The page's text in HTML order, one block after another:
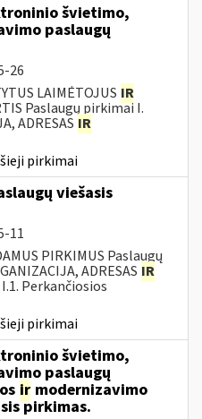
švietimo,
paslaugų
26
LAIMĖTOJUS IR
Paslaugų pirkimai I.
ADRESAS IR
pirkimai
viešasis
11
PIRKIMUS Paslaugų
ADRESAS IR
Perkančiosios
pirkimai
švietimo,
paslaugų
ir modernizavimo
pirkimas.